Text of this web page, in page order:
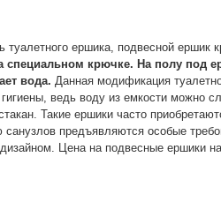
ершика, подвесной ершик
специальном крючке. На полу под
вода. Данная модификация
ведь воду из емкости можно
Такие ершики часто
санузлов предъявляются особые
Цена на подвесные ершики